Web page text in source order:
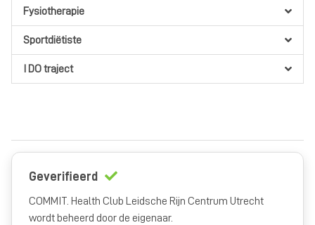
Fysiotherapie
Sportdiëtiste
I DO traject
Geverifieerd
COMMIT. Health Club Leidsche Rijn Centrum Utrecht
wordt beheerd door de eigenaar.